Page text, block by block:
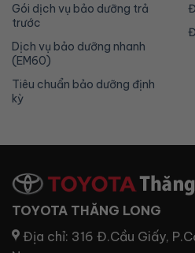
Gói dịch vụ bảo dưỡng trả
trước
Dịch vụ bảo dưỡng nhanh
(EM60)
Tiêu chuẩn bảo dưỡng định
kỳ
TOYOTA THĂNG LONG
Địa chỉ: 316 Đ.Cầu Giấy,